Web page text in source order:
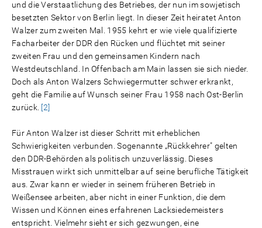
und die Verstaatlichung des Betriebes, der nun im sowjetisch
besetzten Sektor von Berlin liegt. In dieser Zeit heiratet Anton
Walzer zum zweiten Mal. 1955 kehrt er wie viele qualifizierte
Facharbeiter der DDR den Rücken und flüchtet mit seiner
zweiten Frau und den gemeinsamen Kindern nach
Westdeutschland. In Offenbach am Main lassen sie sich nieder.
Doch als Anton Walzers Schwiegermutter schwer erkrankt,
geht die Familie auf Wunsch seiner Frau 1958 nach Ost-Berlin
zurück. [2]
Für Anton Walzer ist dieser Schritt mit erheblichen
Schwierigkeiten verbunden. Sogenannte „Rückkehrer" gelten
den DDR-Behörden als politisch unzuverlässig. Dieses
Misstrauen wirkt sich unmittelbar auf seine berufliche Tätigkeit
aus. Zwar kann er wieder in seinem früheren Betrieb in
Weißensee arbeiten, aber nicht in einer Funktion, die dem
Wissen und Können eines erfahrenen Lacksiedemeisters
entspricht. Vielmehr sieht er sich gezwungen, eine